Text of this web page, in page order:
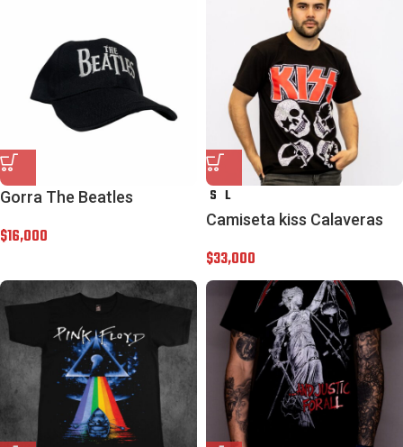
Gorra The Beatles
$16,000
S L
Camiseta kiss Calaveras
$33,000